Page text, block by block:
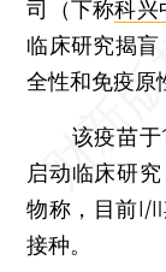
司（下称科兴
临床研究揭
全性和免疫原
该疫苗于1
启动临床研
物称，目前I/
接种。